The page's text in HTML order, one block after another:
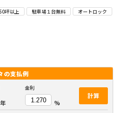
坪以上 駐車場１台無料
オートロック
の支払例
年
金利
%
計算